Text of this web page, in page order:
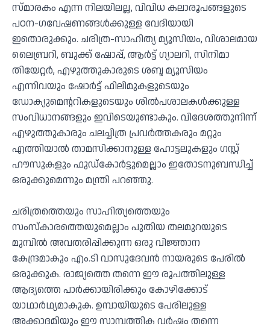
സ്മാരകം എന്ന നിലയിലല്ല, വിവിധ കലാരൂപങ്ങളുടെ
പഠന-ഗവേഷണങ്ങള്‍ക്കുള്ള വേദിയായി
ഇതൊരുക്കും. ചരിത്ര-സാഹിത്യ മ്യൂസിയം, വിശാലമായ
ലൈബ്രറി, ബുക്ക് ഷോപ്പ്, ആര്‍ട്ട് ഗ്യാലറി, സിനിമാ
തിയേറ്റര്‍, എഴുത്തുകാരുടെ ശബ്ദ മ്യൂസിയം
എന്നിവയും ഷോര്‍ട്ട് ഫിലിമുകളുടെയും
ഡോക്യുമെന്ററികളുടെയും ശില്‍പശാലകള്‍ക്കുള്ള
സംവിധാനങ്ങളും ഇവിടെയുണ്ടാകും. വിദേശത്തുനിന്ന്
എഴുത്തുകാരും ചലച്ചിത്ര പ്രവര്‍ത്തകരും മറ്റും
എത്തിയാല്‍ താമസിക്കാനുള്ള ഹോട്ടലുകളും ഗസ്റ്റ്
ഹൗസുകളും ഫുഡ്കോര്‍ട്ടുമെല്ലാം ഇതോടനുബന്ധിച്ച്
ഒരുക്കുമെന്നും മന്ത്രി പറഞ്ഞു.
ചരിത്രത്തെയും സാഹിത്യത്തെയും
സംസ്‌കാരത്തെയുമെല്ലാം പുതിയ തലമുറയുടെ
മുമ്പില്‍ അവതരിപ്പിക്കുന്ന ഒരു വിജ്ഞാന
കേന്ദ്രമാകും എം.ടി വാസുദേവന്‍ നായരുടെ പേരില്‍
ഒരുക്കുക. രാജ്യത്തെ തന്നെ ഈ രൂപത്തിലുള്ള
ആദ്യത്തെ പാര്‍ക്കായിരിക്കും കോഴിക്കോട്
യാഥാര്‍ഥ്യമാകുക. ഉമ്പായിയുടെ പേരിലുള്ള
അക്കാദമിയും ഈ സാമ്പത്തിക വര്‍ഷം തന്നെ